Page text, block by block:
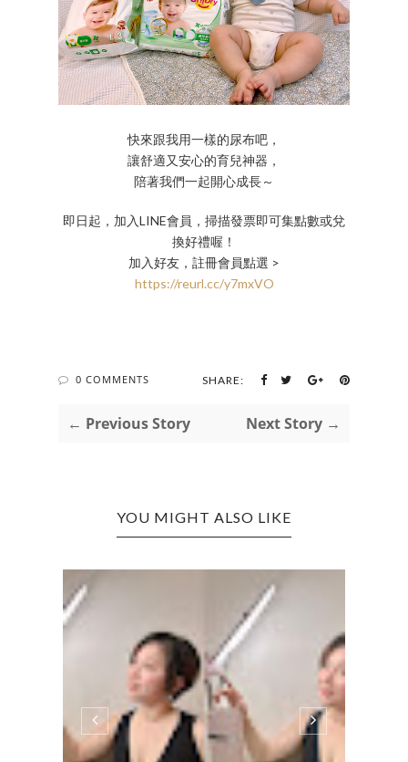
快來跟我用一樣的尿布吧，
讓舒適又安心的育兒神器，
陪著我們一起開心成長～
即日起，加入LINE會員，掃描發票即可集點數或兌
換好禮喔！
加入好友，註冊會員點選 >
https://reurl.cc/y7mxVO
0 COMMENTS SHARE:
← Previous Story Next Story →
YOU MIGHT ALSO LIKE